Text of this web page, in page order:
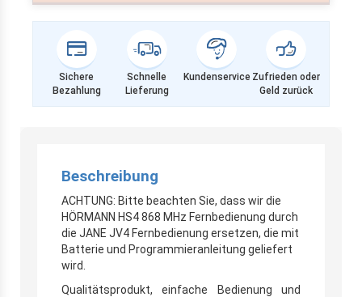
Sichere
Bezahlung
Schnelle
Lieferung
Kundenservice Zufrieden oder
Geld zurück
Beschreibung
ACHTUNG: Bitte beachten Sie, dass wir die
HÖRMANN HS4 868 MHz Fernbedienung durch
die JANE JV4 Fernbedienung ersetzen, die mit
Batterie und Programmieranleitung geliefert
wird.
Qualitätsprodukt, einfache Bedienung und